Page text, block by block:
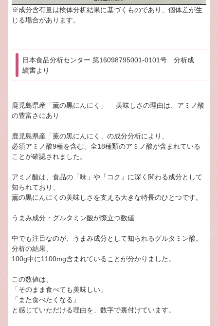
※成分含有量は検体分析結果に基づくものであり、個体差が生
じる場合があります。
日本食品分析センター 第16098795001-0101号 分析成
績書より
鹿児島県産「薫の黒にんにく」― 美味しさの理由は、アミノ酸
の豊富さにあり
鹿児島県産「薫の黒にんにく」の成分分析により、
必須アミノ酸9種を含む、全18種類のアミノ酸が含まれている
ことが確認されました。
アミノ酸は、食品の「味」や「コク」に深く関わる成分として
知られており、
薫の黒にんにくの美味しさを支える大きな特長のひとつです。
うまみ成分・グルタミン酸が際立つ数値
中でも注目なのが、うまみ成分として知られるグルタミン酸。
分析の結果、
100g中に1100mg含まれていることが分かりました。
この数値は、
「そのまま食べても美味しい」
「また食べたくなる」
と感じていただける理由を、数字で裏付けています。